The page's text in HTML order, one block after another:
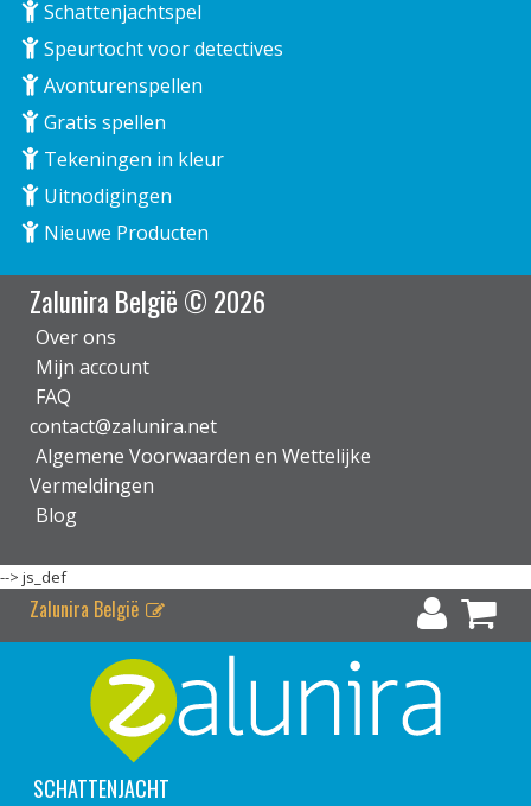
Schattenjachtspel
Speurtocht voor detectives
Avonturenspellen
Gratis spellen
Tekeningen in kleur
Uitnodigingen
Nieuwe Producten
Zalunira België © 2026
Over ons
Mijn account
FAQ
contact@zalunira.net
Algemene Voorwaarden en Wettelijke
Vermeldingen
Blog
--> js_def
Zalunira België
SCHATTENJACHT